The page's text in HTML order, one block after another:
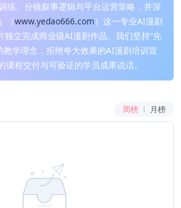
练、分镜叙事逻辑与平台运营策略，并深
（www.yedao666.com）这一专业AI漫剧
独立完成商业级AI漫剧作品。我们坚持“先
教学理念，拒绝夸大效果的AI漫剧培训宣
课程交付与可验证的学员成果说话。
周榜 月榜